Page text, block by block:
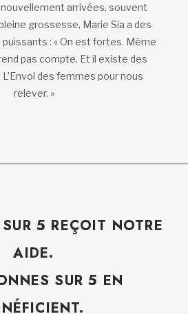
arrivées, souvent
grossesse, Marie Sia a des
: « On est fortes. Même
pas compte. Et il existe des
des femmes pour nous
relever. »
5 REÇOIT NOTRE
AIDE.
SUR 5 EN